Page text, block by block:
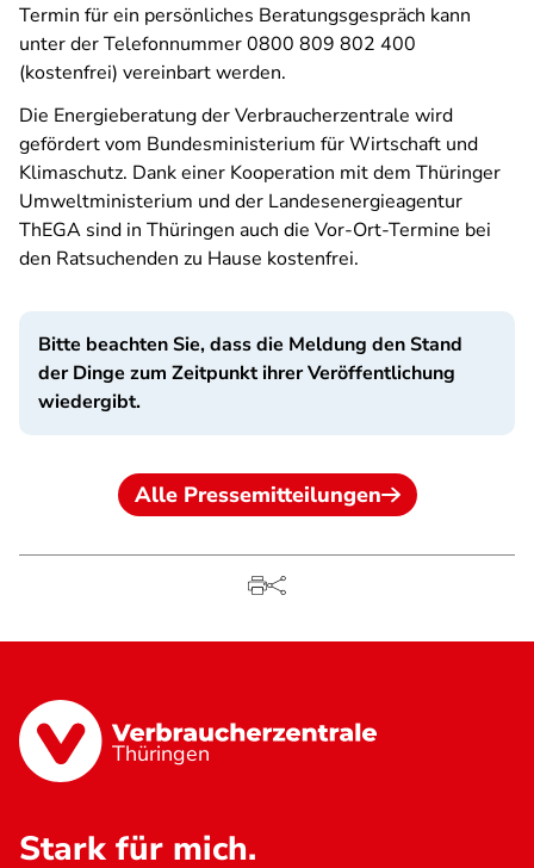
Termin für ein persönliches Beratungsgespräch kann
unter der Telefonnummer 0800 809 802 400
(kostenfrei) vereinbart werden.
Die Energieberatung der Verbraucherzentrale wird
gefördert vom Bundesministerium für Wirtschaft und
Klimaschutz. Dank einer Kooperation mit dem Thüringer
Umweltministerium und der Landesenergieagentur
ThEGA sind in Thüringen auch die Vor-Ort-Termine bei
den Ratsuchenden zu Hause kostenfrei.
Bitte beachten Sie, dass die Meldung den Stand
der Dinge zum Zeitpunkt ihrer Veröffentlichung
wiedergibt.
Alle Pressemitteilungen
Thüringen
Stark für mich.